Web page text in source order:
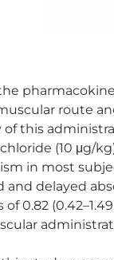
route
of this
(10 μg/
in most
and delayed
0.82